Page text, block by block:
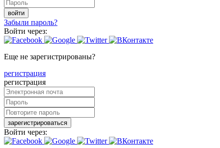
войти
Забыли пароль?
Войти через:
Еще не зарегистрированы?
регистрация
регистрация
зарегистрироваться
Войти через: